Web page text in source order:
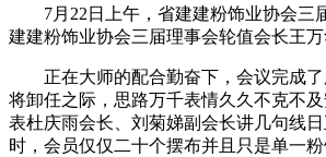
7月22日上午，省建建粉饰业协会三
建建粉饰业协会三届理事会轮值会长王万
正在大师的配合勤奋下，会议完成了
将卸任之际，思路万千表情久久不克不
表杜庆雨会长、刘菊娣副会长讲几句线
时，会员仅仅二十个摆布并且只是单一